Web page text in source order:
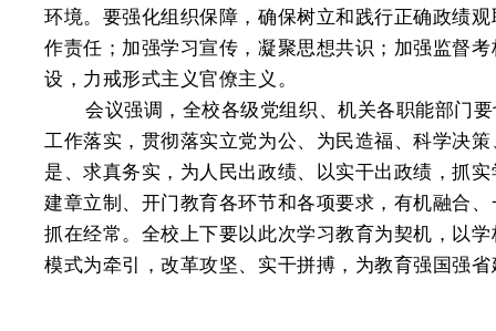
环境。要强化组织保障，确保树立和践行正确政绩
作责任；加强学习宣传，凝聚思想共识；加强监督
设，力戒形式主义官僚主义。
会议强调，全校各级党组织、机关各职能部门
工作落实，贯彻落实立党为公、为民造福、科学决
是、求真务实，为人民出政绩、以实干出政绩，抓
建章立制、开门教育各环节和各项要求，有机融合
抓在经常。全校上下要以此次学习教育为契机，以
模式为牵引，改革攻坚、实干拼搏，为教育强国强